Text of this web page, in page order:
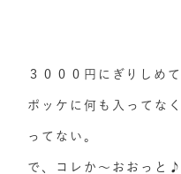
３０００円にぎりしめ
ポッケに何も入ってな
ってない。
で、コレか～おおっと